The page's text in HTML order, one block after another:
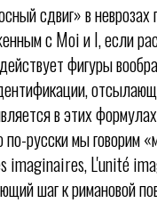
сдвиг» в
с Moi и I, если
фигуры
в этих
по-русски мы
imaginaires, L'unité
шаг к римановой